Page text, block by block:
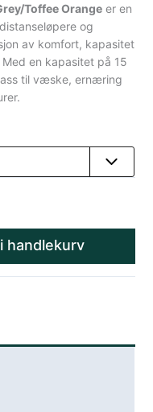
Toffee Orange er en
og
av komfort, kapasitet
Med en kapasitet på 15
til væske, ernæring
handlekurv